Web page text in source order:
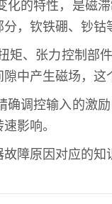
的特性，是磁
，钦铁硼、钞
、张力控制
中产生磁场，这
调控输入的激
影响。
障原因对应的知